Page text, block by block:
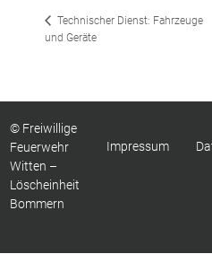
Technischer Dienst: Fahrzeuge
und Geräte
© Freiwillige
Feuerwehr
Witten –
Löscheinheit
Bommern
Impressum